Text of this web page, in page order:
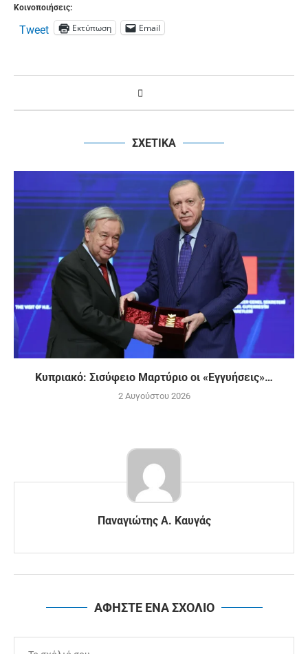
Κοινοποιήσεις:
Tweet Εκτύπωση Email
ΣΧΕΤΙΚΑ
Κυπριακό: Σισύφειο Μαρτύριο οι «Εγγυήσεις»…
2 Αυγούστου 2026
Παναγιώτης Α. Καυγάς
ΑΦΗΣΤΕ ΕΝΑ ΣΧΟΛΙΟ